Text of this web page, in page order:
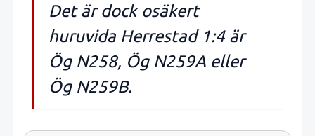
Det är dock osäkert
huruvida Herrestad 1:4 är
Ög N258, Ög N259A eller
Ög N259B.